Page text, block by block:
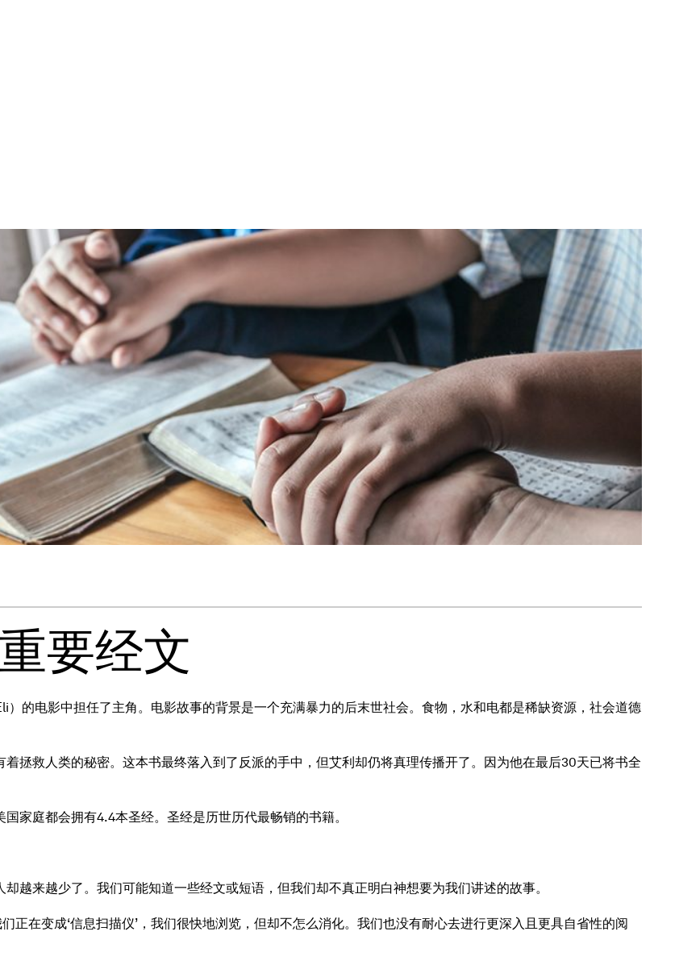
要经文
的电影中担任了主角。电影故事的背景是一个充满暴力的后末世社会。食物，水和电都是稀缺资源，社会道德
拯救人类的秘密。这本书最终落入到了反派的手中，但艾利却仍将真理传播开了。因为他在最后30天已将书全
家庭都会拥有4.4本圣经。圣经是历世历代最畅销的书籍。
越来越少了。我们可能知道一些经文或短语，但我们却不真正明白神想要为我们讲述的故事。
正在变成‘信息扫描仪’，我们很快地浏览，但却不怎么消化。我们也没有耐心去进行更深入且更具自省性的阅